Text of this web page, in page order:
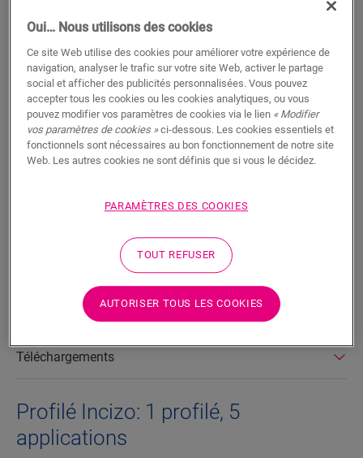
Fonctionnalités du produit
Ce profilé, doté de la technologie Incizo brevetée, est
extrêmement pratique pour conférer à votre sol et à vos
escaliers une finition parfaite. Utilisez un même profilé quelle
que soit la finition désirée : entre deux sols de même hauteur
ou avec une différence de hauteur, comme transition avec un
profilé de base Incizo à la forme désirée à l’aide du petit
sur des escaliers ou des marches, veuillez commander
séparément le sous-profilé en aluminium Incizo pour escaliers.
Dimensions
Téléchargements
Profilé Incizo: 1 profilé, 5
applications
Oui… Nous utilisons des cookies
Ce site Web utilise des cookies pour améliorer votre expérience de
navigation, analyser le trafic sur votre site Web, activer le partage
social et afficher des publicités personnalisées. Vous pouvez
accepter tous les cookies ou les cookies analytiques, ou vous
pouvez modifier vos paramètres de cookies via le lien « Modifier
vos paramètres de cookies »ci-dessous. Les cookies essentiels et
fonctionnels sont nécessaires au bon fonctionnement de notre site
Web. Les autres cookies ne sont définis que si vous le décidez.
PARAMÈTRES DES COOKIES
TOUT REFUSER
AUTORISER TOUS LES COOKIES